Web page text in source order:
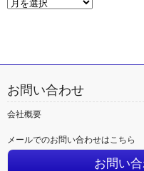
お問い合わせ
会社概要
メールでのお問い合わせはこちら
お問い